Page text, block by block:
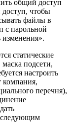
общий доступ
чтобы
файлы в
с парольной
статические
подсети,
настроить
компания,
перечня),
следующим